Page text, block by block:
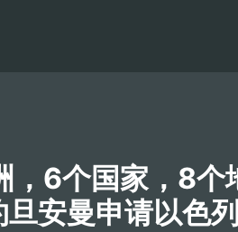
，6个国家，8个
安曼申请以色